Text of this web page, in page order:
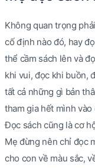
Không quan trọng
cố định nào đó, hay
thể cầm sách lên và
khi vui, đọc khi buồn,
tất cả những gì bản
tham gia hết mình vào
Đọc sách cũng là cơ
Mẹ đừng nên chỉ đọc
cho con về màu sắc,